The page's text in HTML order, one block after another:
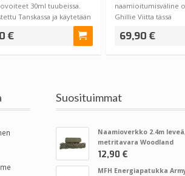
30ml tuubeissa.
Tanskassa ja käytetään
€
naamioitumisväline
Ghillie Viitta tässä
69,90 €
Suosituimmat
Naamioverkko 2.4m
metritavara Woodland
12,90 €
MFH Energiapatukka